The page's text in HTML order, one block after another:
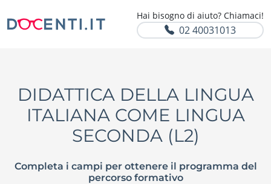
Hai bisogno di aiuto? Chiamaci!
02 40031013
DIDATTICA DELLA LINGUA
ITALIANA COME LINGUA
SECONDA (L2)
Completa i campi per ottenere il programma del
percorso formativo